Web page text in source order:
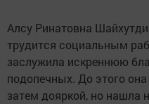
Алсу Ринатовна
трудится социальным
заслужила искреннюю
подопечных. До этого
затем дояркой, но нашла